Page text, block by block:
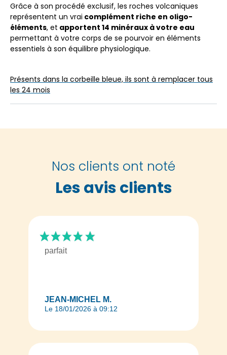
Grâce à son procédé exclusif, les roches volcaniques
représentent un vrai complément riche en oligo-
éléments, et apportent 14 minéraux à votre eau
permettant à votre corps de se pourvoir en éléments
essentiels à son équilibre physiologique.
Présents dans la corbeille bleue, ils sont à remplacer tous
les 24 mois
Nos clients ont noté
Les avis clients
JEAN-MICHEL M.
Le 18/01/2026 à 09:12
parfait